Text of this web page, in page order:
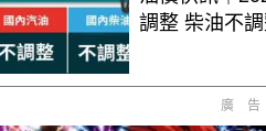
調整 柴油不
廣告